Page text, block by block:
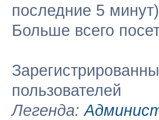
последние 5 минут)
Больше всего
пользователей
Легенда: